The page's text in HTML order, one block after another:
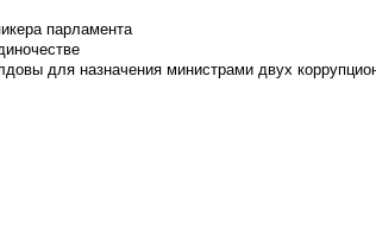
парламента
для назначения министрами двух